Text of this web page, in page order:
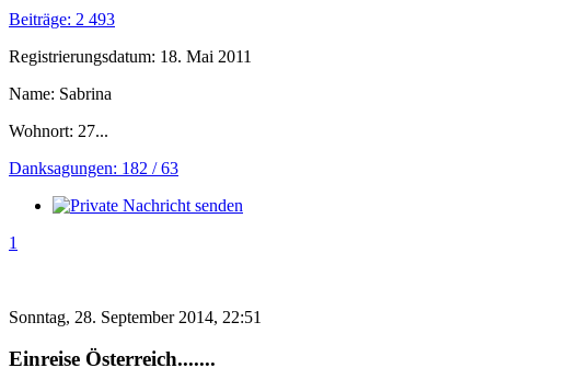
Beiträge: 2 493
Registrierungsdatum: 18. Mai 2011
Name: Sabrina
Wohnort: 27...
Danksagungen: 182 / 63
1
Sonntag, 28. September 2014, 22:51
Einreise Österreich.......